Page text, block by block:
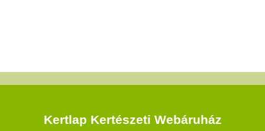
Kertlap Kertészeti Webáruház